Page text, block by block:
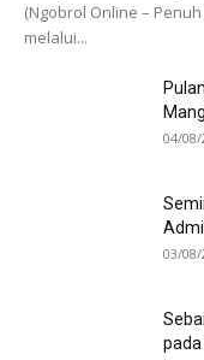
(Ngobrol Online –
melalui...
04/08/
03/08/
pada